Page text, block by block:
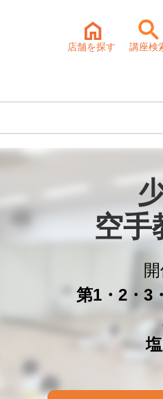
店舗を探す 講座検
空手
第1・2・3